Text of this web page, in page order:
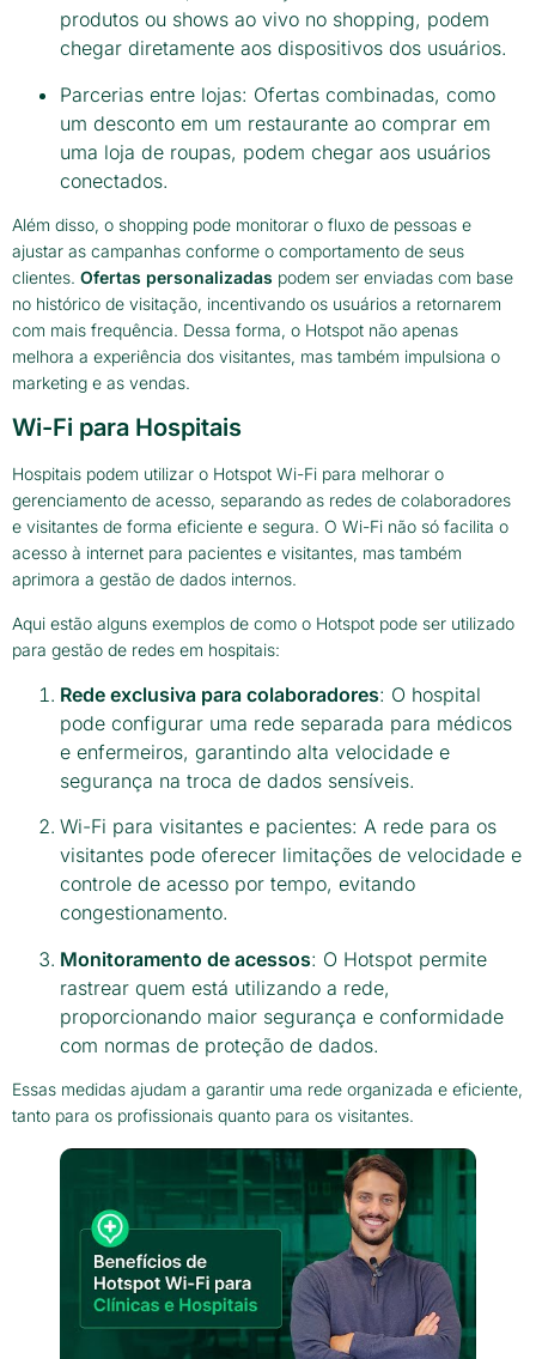
produtos ou shows ao vivo no shopping, podem
chegar diretamente aos dispositivos dos usuários.
Parcerias entre lojas: Ofertas combinadas, como
um desconto em um restaurante ao comprar em
uma loja de roupas, podem chegar aos usuários
conectados.
Além disso, o shopping pode monitorar o fluxo de pessoas e
ajustar as campanhas conforme o comportamento de seus
clientes. Ofertas personalizadas podem ser enviadas com base
no histórico de visitação, incentivando os usuários a retornarem
com mais frequência. Dessa forma, o Hotspot não apenas
melhora a experiência dos visitantes, mas também impulsiona o
marketing e as vendas.
Wi-Fi para Hospitais
Hospitais podem utilizar o Hotspot Wi-Fi para melhorar o
gerenciamento de acesso, separando as redes de colaboradores
e visitantes de forma eficiente e segura. O Wi-Fi não só facilita o
acesso à internet para pacientes e visitantes, mas também
aprimora a gestão de dados internos.
Aqui estão alguns exemplos de como o Hotspot pode ser utilizado
para gestão de redes em hospitais:
Rede exclusiva para colaboradores: O hospital
pode configurar uma rede separada para médicos
e enfermeiros, garantindo alta velocidade e
segurança na troca de dados sensíveis.
Wi-Fi para visitantes e pacientes: A rede para os
visitantes pode oferecer limitações de velocidade e
controle de acesso por tempo, evitando
congestionamento.
Monitoramento de acessos: O Hotspot permite
rastrear quem está utilizando a rede,
proporcionando maior segurança e conformidade
com normas de proteção de dados.
Essas medidas ajudam a garantir uma rede organizada e eficiente,
tanto para os profissionais quanto para os visitantes.